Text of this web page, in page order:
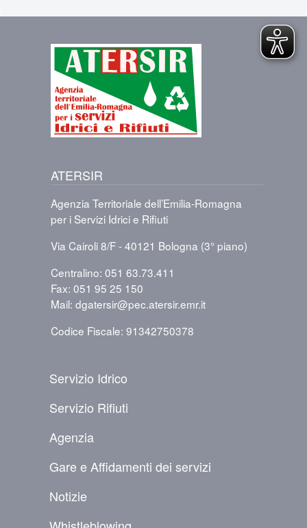
Immagine
ATERSIR
Agenzia Territoriale dell’Emilia-Romagna
per i Servizi Idrici e Rifiuti
Via Cairoli 8/F - 40121 Bologna (3° piano)
Centralino: 051 63.73.411
Fax: 051 95 25 150
Mail: dgatersir@pec.atersir.emr.it
Codice Fiscale: 91342750378
Servizio Idrico
Servizio Rifiuti
Agenzia
Gare e Affidamenti dei servizi
Notizie